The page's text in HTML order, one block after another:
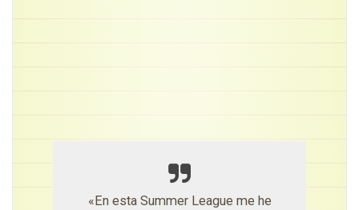
«En esta Summer League me he